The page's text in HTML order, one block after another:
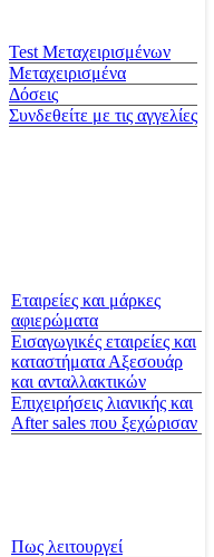
Test Μεταχειρισμένων
Μεταχειρισμένα
Δόσεις
Συνδεθείτε με τις αγγελίες
Εταιρείες και μάρκες
αφιερώματα
Εισαγωγικές εταιρείες και
καταστήματα Αξεσουάρ
και ανταλλακτικών
Επιχειρήσεις λιανικής και
After sales που ξεχώρισαν
Πως λειτουργεί